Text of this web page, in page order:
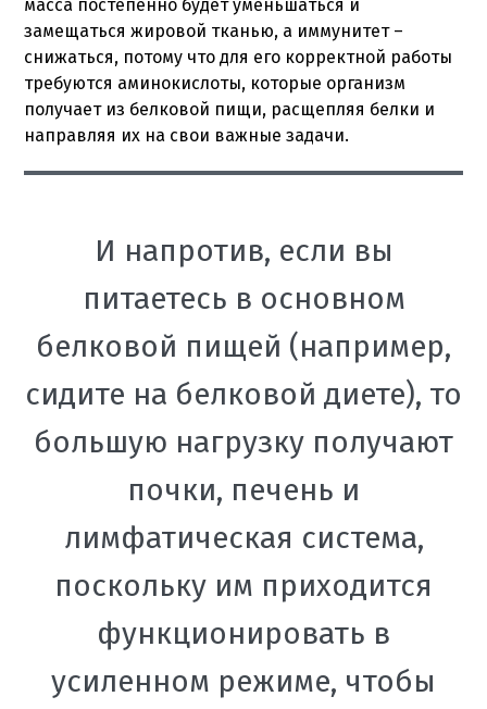
масса постепенно будет уменьшаться и
замещаться жировой тканью, а иммунитет –
снижаться, потому что для его корректной работы
требуются аминокислоты, которые организм
получает из белковой пищи, расщепляя белки и
направляя их на свои важные задачи.
И напротив, если вы
питаетесь в основном
белковой пищей (например,
сидите на белковой диете), то
большую нагрузку получают
почки, печень и
лимфатическая система,
поскольку им приходится
функционировать в
усиленном режиме, чтобы